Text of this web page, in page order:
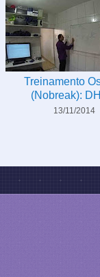
Treinamento
(Nobreak):
13/11/2014